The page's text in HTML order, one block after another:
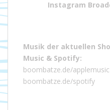
Instagram
Musik der aktuellen
Music & Spotify:
boombatze.de/applemusic
boombatze.de/spotify